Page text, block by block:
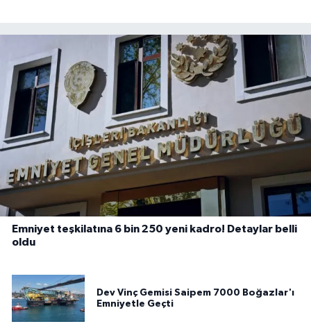
Emniyet teşkilatına 6 bin 250 yeni kadro! Detaylar belli
oldu
Dev Vinç Gemisi Saipem 7000 Boğazlar'ı
Emniyetle Geçti